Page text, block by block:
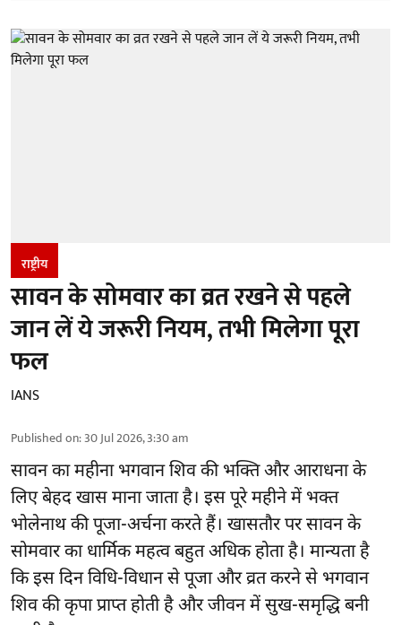
राष्ट्रीय
सावन के सोमवार का व्रत रखने से पहले
जान लें ये जरूरी नियम, तभी मिलेगा पूरा
फल
IANS
Published on:30 Jul 2026, 3:30 am
सावन का महीना भगवान शिव की भक्ति और आराधना के
लिए बेहद खास माना जाता है। इस पूरे महीने में भक्त
भोलेनाथ की पूजा-अर्चना करते हैं। खासतौर पर सावन के
सोमवार का धार्मिक महत्व बहुत अधिक होता है। मान्यता है
कि इस दिन विधि-विधान से पूजा और व्रत करने से भगवान
शिव की कृपा प्राप्त होती है और जीवन में सुख-समृद्धि बनी